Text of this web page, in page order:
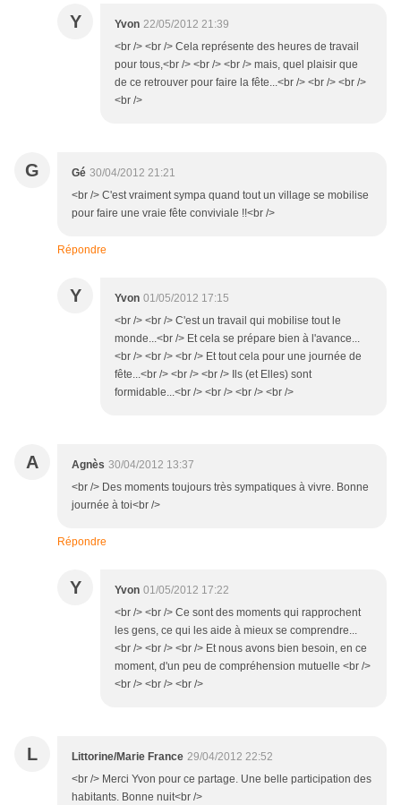
Y Yvon 22/05/2012 21:39
<br /> <br /> Cela représente des heures de travail
pour tous,<br /> <br /> <br /> mais, quel plaisir que
de ce retrouver pour faire la fête...<br /> <br /> <br />
<br />
G Gé 30/04/2012 21:21
<br /> C'est vraiment sympa quand tout un village se mobilise
pour faire une vraie fête conviviale !!<br />
Répondre
Y Yvon 01/05/2012 17:15
<br /> <br /> C'est un travail qui mobilise tout le
monde...<br /> Et cela se prépare bien à l'avance...
<br /> <br /> <br /> Et tout cela pour une journée de
fête...<br /> <br /> <br /> Ils (et Elles) sont
formidable...<br /> <br /> <br /> <br />
A Agnès 30/04/2012 13:37
<br /> Des moments toujours très sympatiques à vivre. Bonne
journée à toi<br />
Répondre
Y Yvon 01/05/2012 17:22
<br /> <br /> Ce sont des moments qui rapprochent
les gens, ce qui les aide à mieux se comprendre...
<br /> <br /> <br /> Et nous avons bien besoin, en ce
moment, d'un peu de compréhension mutuelle <br />
<br /> <br /> <br />
L Littorine/Marie France 29/04/2012 22:52
<br /> Merci Yvon pour ce partage. Une belle participation des
habitants. Bonne nuit<br />